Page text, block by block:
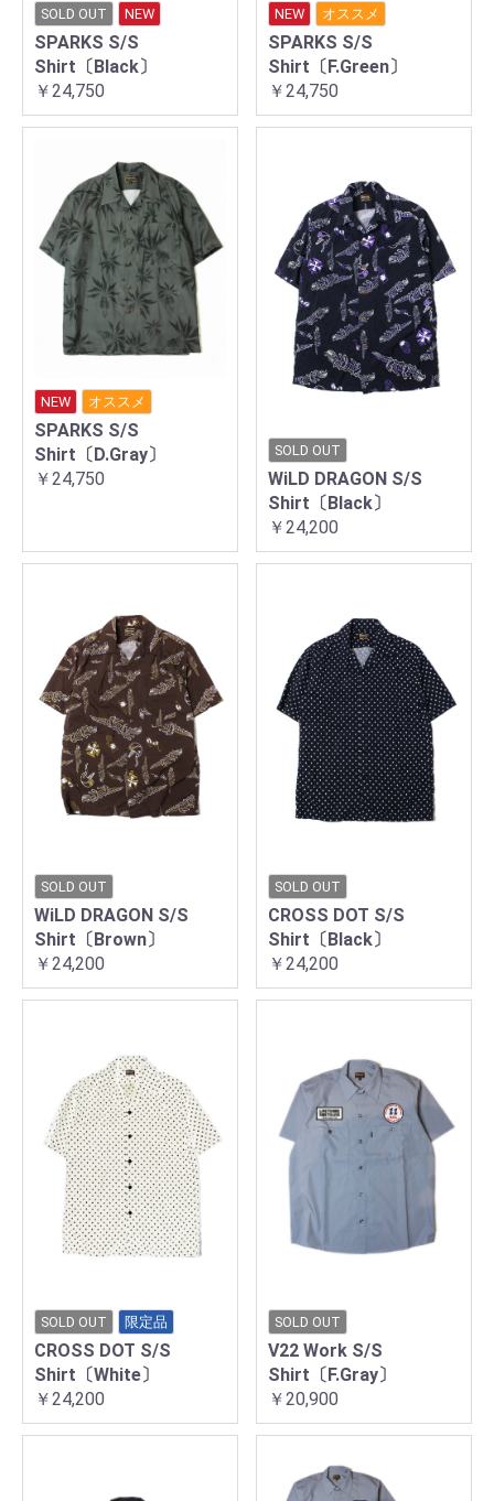
SOLD OUT NEW
SPARKS S/S
Shirt〔Black〕
￥24,750
NEW オススメ
SPARKS S/S
Shirt〔F.Green〕
￥24,750
NEW オススメ
SPARKS S/S
Shirt〔D.Gray〕
￥24,750
SOLD OUT
WiLD DRAGON S/S
Shirt〔Black〕
￥24,200
SOLD OUT
WiLD DRAGON S/S
Shirt〔Brown〕
￥24,200
SOLD OUT
CROSS DOT S/S
Shirt〔Black〕
￥24,200
SOLD OUT 限定品
CROSS DOT S/S
Shirt〔White〕
￥24,200
SOLD OUT
V22 Work S/S
Shirt〔F.Gray〕
￥20,900